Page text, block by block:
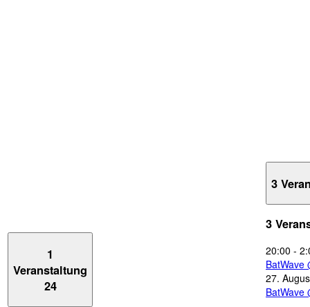
1
Veranstaltung
24
3
3
20:00 -
BatWave
27.
BatWave